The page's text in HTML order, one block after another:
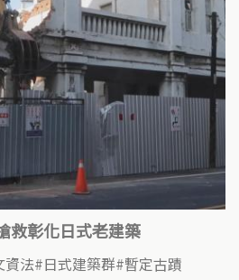
救彰化日式老建築
資法 日式建築群 暫定古蹟